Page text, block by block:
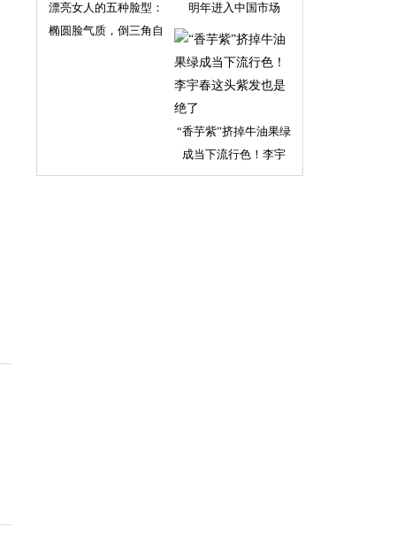
漂亮女人的五种脸型：
椭圆脸气质，倒三角自
明年进入中国市场
“香芋紫”挤掉牛油果绿
成当下流行色！李宇